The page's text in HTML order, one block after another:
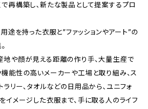
再構築し、新たな製品として提案するプロ
途を持った衣服と”ファッションやアート”の
や顔が見える距離の作り手、大量生産で
能性の高いメーカーや工場と取り組み、ス
ラリー、タオルなどの日用品から、ユニフォ
イメージした衣服まで、手に取る人のライフ